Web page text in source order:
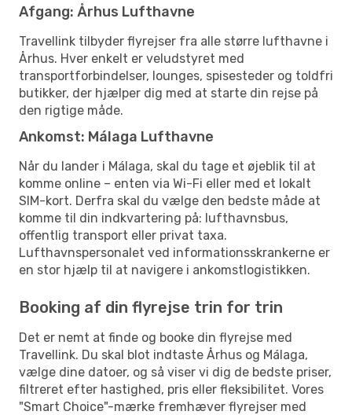
Afgang: Århus Lufthavne
Travellink tilbyder flyrejser fra alle større lufthavne i
Århus. Hver enkelt er veludstyret med
transportforbindelser, lounges, spisesteder og toldfri
butikker, der hjælper dig med at starte din rejse på
den rigtige måde.
Ankomst: Málaga Lufthavne
Når du lander i Málaga, skal du tage et øjeblik til at
komme online – enten via Wi-Fi eller med et lokalt
SIM-kort. Derfra skal du vælge den bedste måde at
komme til din indkvartering på: lufthavnsbus,
offentlig transport eller privat taxa.
Lufthavnspersonalet ved informationsskrankerne er
en stor hjælp til at navigere i ankomstlogistikken.
Booking af din flyrejse trin for trin
Det er nemt at finde og booke din flyrejse med
Travellink. Du skal blot indtaste Århus og Málaga,
vælge dine datoer, og så viser vi dig de bedste priser,
filtreret efter hastighed, pris eller fleksibilitet. Vores
"Smart Choice"-mærke fremhæver flyrejser med